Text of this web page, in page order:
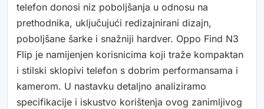
telefon donosi niz poboljšanja u odnosu na
prethodnika, uključujući redizajnirani dizajn,
poboljšane šarke i snažniji hardver. Oppo Find N3
Flip je namijenjen korisnicima koji traže kompaktan
i stilski sklopivi telefon s dobrim performansama i
kamerom. U nastavku detaljno analiziramo
specifikacije i iskustvo korištenja ovog zanimljivog